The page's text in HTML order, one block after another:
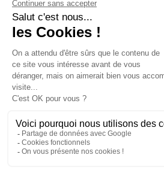
ACTUALITÉS
Mentions légales
Conditions générales
Plateforme de